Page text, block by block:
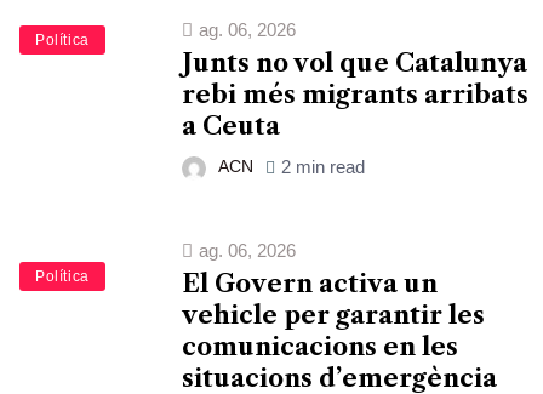
Política
ag. 06, 2026
Junts no vol que Catalunya
rebi més migrants arribats
a Ceuta
ACN 2 min read
Política
ag. 06, 2026
El Govern activa un
vehicle per garantir les
comunicacions en les
situacions d’emergència